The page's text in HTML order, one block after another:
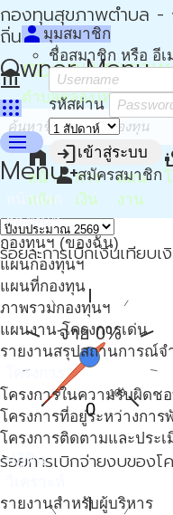
กองทุนสุขภาพตำบล -
ถิ่น - กปท
Owner Menu
apps
person มุมสมาชิก
ชื่อสมาชิก หรือ อีเ
รหัสผ่าน
loginเข้าสู่ระบบ
person_addสมัครสมาชิก
menu
Menu
หน้าแรก
กองทุนฯ
กองทุนฯ (ของฉัน)
แผนกองทุนฯ
แผนที่กองทุน
ภาพรวมกองทุนฯ
แผนงาน-โครงการเด่น
รายงานสรุปสถานการณ์
โครงการ
โครงการในความรับผิดช
โครงการที่อยู่ระหว่างกา
โครงการติดตามและประเ
ปฎิทิน
รายงานสำหรับผู้บริหาร
account_balanceกองทุนสุขภา
ตำบลคลองใหญ่ อำเภ
home
หน้า
หลัก
attach_money
การ
เงิน
device_hub
แผน
งาน
ร้อยละการเบิกเงินเทีย
จ่าย 0%
0 100
0
ร้อยการเบิกจ่ายงบของ